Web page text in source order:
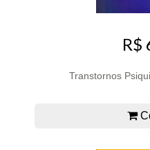
R$
Transtornos